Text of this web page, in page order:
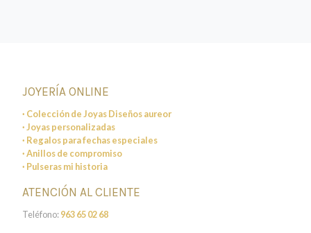
JOYERÍA ONLINE
· Colección de Joyas Diseños aureor
· Joyas personalizadas
· Regalos para fechas especiales
· Anillos de compromiso
· Pulseras mi historia
ATENCIÓN AL CLIENTE
Teléfono:963 65 02 68